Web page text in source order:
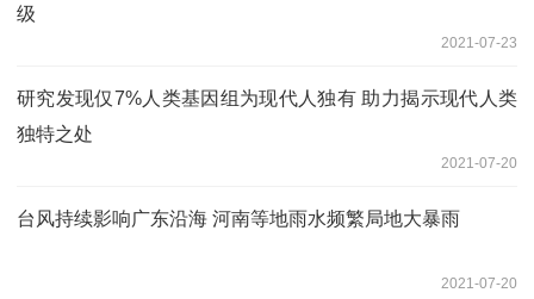
级
2021-07-23
研究发现仅7%人类基因组为现代人独有 助力揭示现代人类
独特之处
2021-07-20
台风持续影响广东沿海 河南等地雨水频繁局地大暴雨
2021-07-20